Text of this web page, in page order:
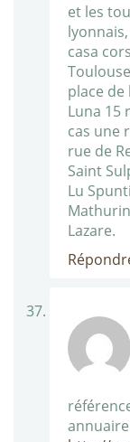
et les
casa
place
Luna 15
cas une
rue de
Saint
Lu
Lazare.